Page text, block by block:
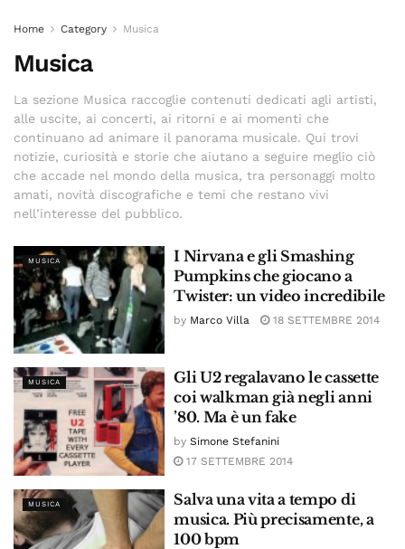
Home Category Musica
Musica
La sezione Musica raccoglie contenuti dedicati agli artisti,
alle uscite, ai concerti, ai ritorni e ai momenti che
continuano ad animare il panorama musicale. Qui trovi
notizie, curiosità e storie che aiutano a seguire meglio ciò
che accade nel mondo della musica, tra personaggi molto
amati, novità discografiche e temi che restano vivi
nell’interesse del pubblico.
MUSICA
I Nirvana e gli Smashing
Pumpkins che giocano a
Twister: un video incredibile
by Marco Villa 18 SETTEMBRE 2014
MUSICA
Gli U2 regalavano le cassette
coi walkman già negli anni
’80. Ma è un fake
by Simone Stefanini
17 SETTEMBRE 2014
MUSICA
Salva una vita a tempo di
musica. Più precisamente, a
100 bpm